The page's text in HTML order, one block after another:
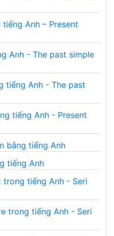
Anh – Present
Anh - The past simple
tiếng Anh - The past
tiếng Anh - Present
bằng tiếng Anh
tiếng Anh
trong tiếng Anh - Seri
trong tiếng Anh - Seri